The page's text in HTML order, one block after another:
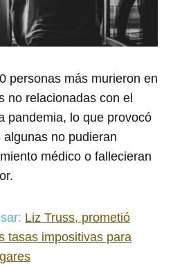
personas más murieron en
no relacionadas con el
pandemia, lo que provocó
no pudieran
médico o fallecieran
Liz Truss, prometió
tasas impositivas para